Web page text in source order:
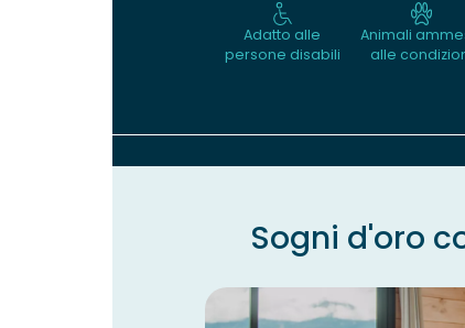
Adatto alle
persone disabili
Animali
alle
Sogni d'oro